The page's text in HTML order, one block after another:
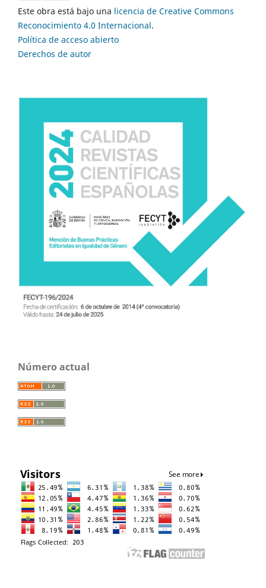
Este obra está bajo una licencia de Creative Commons
Reconocimiento 4.0 Internacional.
Política de acceso abierto
Derechos de autor
Número actual